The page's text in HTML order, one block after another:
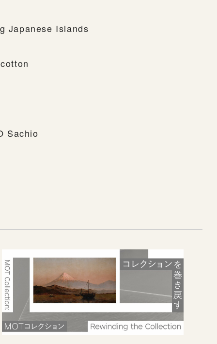
Japanese Islands
Sachio